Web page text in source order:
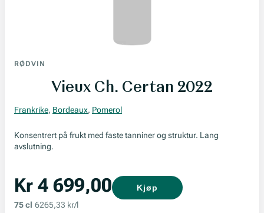
RØDVIN
Vieux Ch. Certan 2022
Frankrike, Bordeaux, Pomerol
Konsentrert på frukt med faste tanniner og struktur. Lang
avslutning.
Kr 4 699,00
75 cl 6265,33 kr/l
Kjøp